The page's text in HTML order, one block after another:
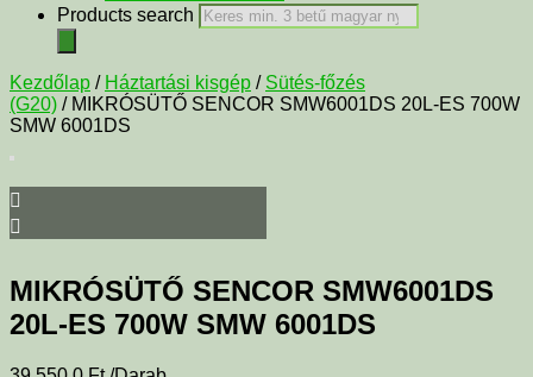
Products search
Kezdőlap / Háztartási kisgép / Sütés-főzés
(G20) / MIKRÓSÜTŐ SENCOR SMW6001DS 20L-ES 700W
SMW 6001DS
MIKRÓSÜTŐ SENCOR SMW6001DS
20L-ES 700W SMW 6001DS